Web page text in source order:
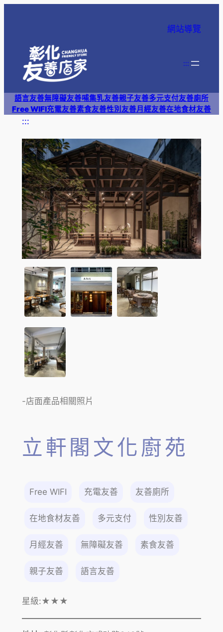
網站導覽
:::
語言友善無障礙友善哺集乳友善親子友善多元支付友善廁所
Free WIFI充電友善素食友善性別友善月經友善在地食材友善
:::
-店面產品相關照片
立軒閣文化廚苑
Free WIFI 充電友善 友善廁所
在地食材友善 多元支付 性別友善
月經友善 無障礙友善 素食友善
親子友善 語言友善
星級:★★★